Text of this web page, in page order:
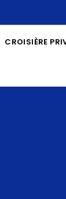
CROISIÈRE